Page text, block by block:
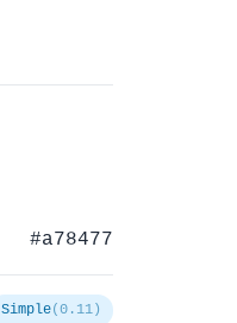
#a78477
Simple(0.11)